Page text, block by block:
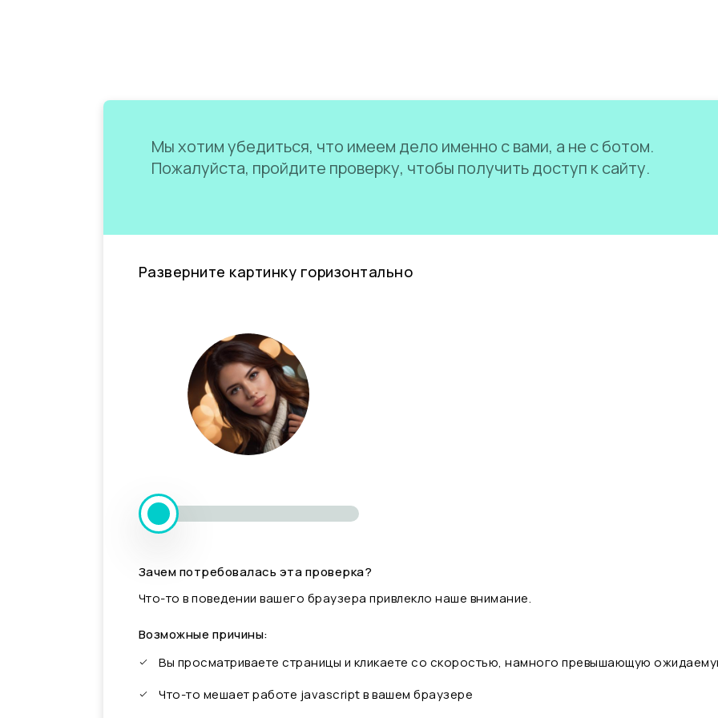
Мы хотим убедиться, что имеем дело именно с вами, а не с ботом.
Пожалуйста, пройдите проверку, чтобы получить доступ к сайту.
Разверните картинку горизонтально
Зачем потребовалась эта проверка?
Что-то в поведении вашего браузера привлекло наше внимание.
Возможные причины:
Вы просматриваете страницы и кликаете со скоростью, намного превышающую
Что-то мешает работе javascript в вашем браузере